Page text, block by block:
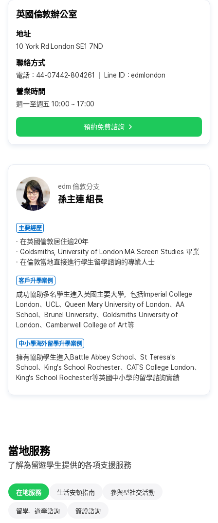
英國倫敦辦公室
地址
10 York Rd London SE1 7ND
聯絡方式
電話：44-07442-804261 Line ID：edmlondon
營業時間
週一至週五 10:00 ~ 17:00
預約免費諮詢
孫主連 組長
edm 倫敦分支
主要經歷
在英國倫敦居住逾20年
Goldsmiths, University of London MA Screen Studies 畢業
在倫敦當地直接進行學生留學諮詢的專業人士
客戶升學案例
成功協助多名學生進入英國主要大學，包括Imperial College
London、UCL、Queen Mary University of London、AA
School、Brunel University、Goldsmiths University of
London、Camberwell College of Art等
中小學海外留學升學案例
擁有協助學生進入Battle Abbey School、St Teresa's
School、King's School Rochester、CATS College London、
King's School Rochester等英國中小學的留學諮詢實績
當地服務
了解為留遊學生提供的各項支援服務
在地服務 生活安頓指南 參與型社交活動
留學．遊學諮詢 簽證諮詢